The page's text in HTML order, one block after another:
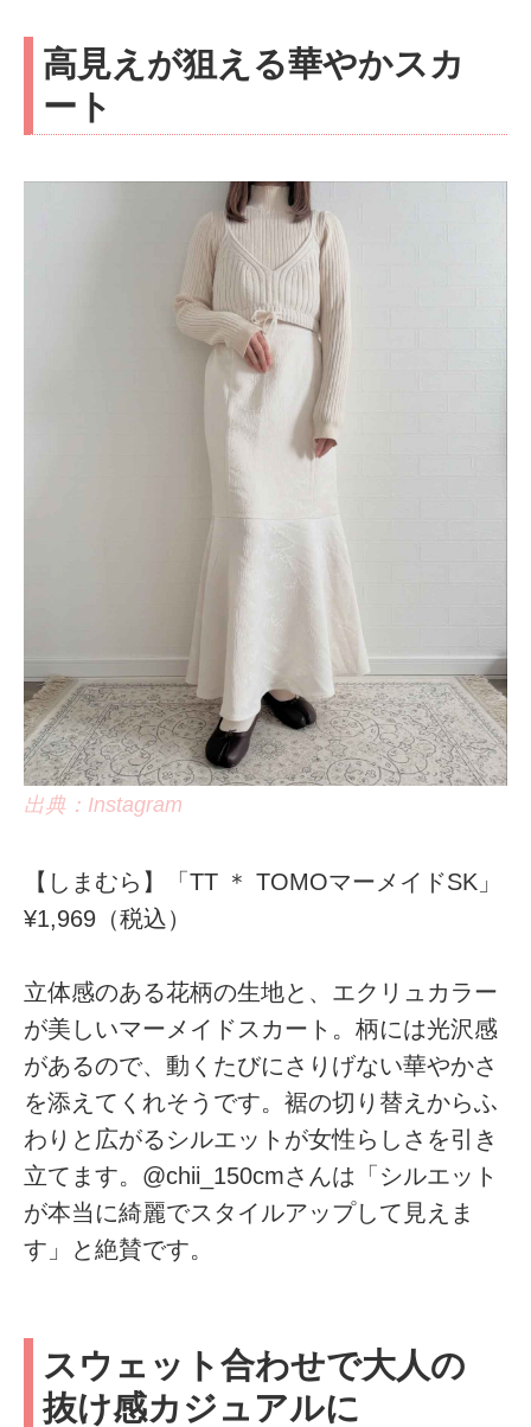
高見えが狙える華やかスカ
ート
出典：Instagram
【しまむら】「TT ＊ TOMOマーメイドSK」
¥1,969（税込）
立体感のある花柄の生地と、エクリュカラー
が美しいマーメイドスカート。柄には光沢感
があるので、動くたびにさりげない華やかさ
を添えてくれそうです。裾の切り替えからふ
わりと広がるシルエットが女性らしさを引き
立てます。@chii_150cmさんは「シルエット
が本当に綺麗でスタイルアップして見えま
す」と絶賛です。
スウェット合わせで大人の
抜け感カジュアルに